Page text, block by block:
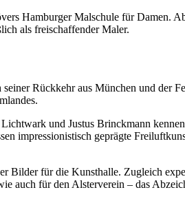
Hamburger Malschule für Damen.
als freischaffender Maler.
Rückkehr aus München und der
und Justus Brinckmann
impressionistisch geprägte
Bilder für die Kunsthalle. Zugleich
auch für den Alsterverein – das